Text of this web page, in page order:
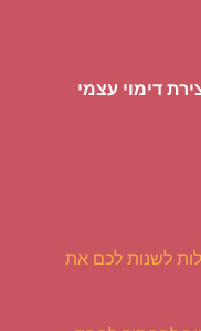
דימוי עצמי
לשנות לכם את